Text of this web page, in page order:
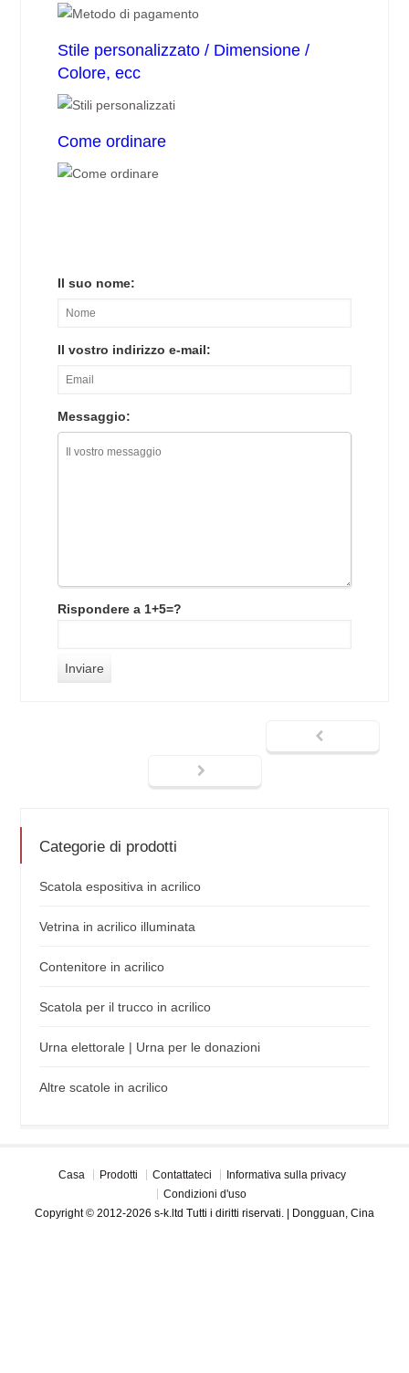
Stile personalizzato / Dimensione /
Colore, ecc
Come ordinare
Il suo nome:
Il vostro indirizzo e-mail:
Messaggio:
Rispondere a 1+5=?
Categorie di prodotti
Scatola espositiva in acrilico
Vetrina in acrilico illuminata
Contenitore in acrilico
Scatola per il trucco in acrilico
Urna elettorale | Urna per le donazioni
Altre scatole in acrilico
Casa Prodotti Contattateci
Informativa sulla privacy
Condizioni d'uso
Copyright © 2012-2026 s-k.ltd Tutti i diritti riservati. | Dongguan, Cina